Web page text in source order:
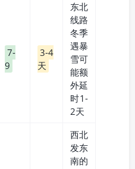
7-
9
3-4
天
东北
线路
冬季
遇暴
雪可
能额
外延
时1-
2天
西北
发东
南的